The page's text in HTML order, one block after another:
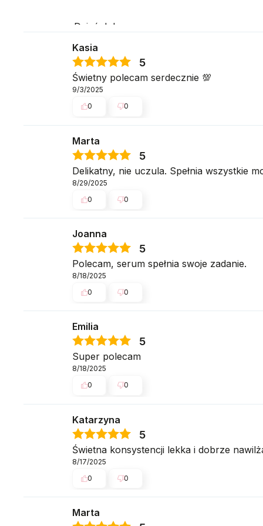
Dzień dobry,
Dziękujemy za opinię. Serum działa
regularnym stosowaniu zauważy Pani
Pozdrawiamy serdecznie,
zespół swederm
Kasia
5
Świetny polecam serdecznie 💯
9/3/2025
0
0
Marta
5
Delikatny, nie uczula. Spełnia wszystkie
8/29/2025
0
0
Joanna
5
Polecam, serum spełnia swoje zadanie.
8/18/2025
0
0
Emilia
5
Super polecam
8/18/2025
0
0
Katarzyna
5
Świetna konsystencji lekka i dobrze
8/17/2025
0
0
Marta